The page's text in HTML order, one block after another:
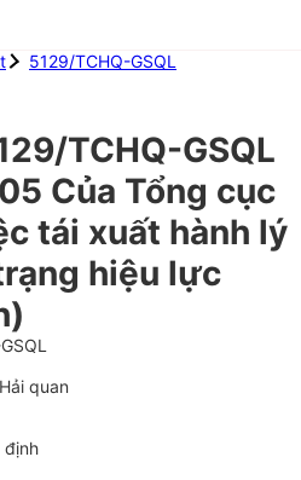
5129/TCHQ-GSQL
TCHQ-GSQL
Của Tổng cục
tái xuất hành lý
hiệu lực
quan
định